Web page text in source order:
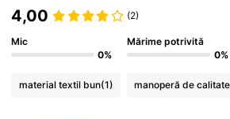
4,00 (2)
Mic
0%
Mărime potrivită
0%
material textil bun(1) manoperă de